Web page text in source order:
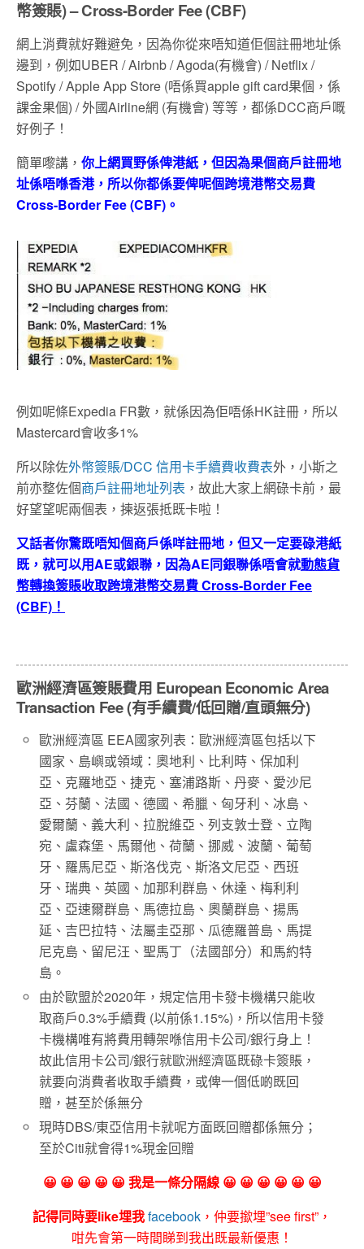
幣簽賬) – Cross-Border Fee (CBF)
網上消費就好難避免，因為你從來唔知道佢個註冊地址係
邊到，例如UBER / Airbnb / Agoda(有機會) / Netflix /
Spotify / Apple App Store (唔係買apple gift card果個，係
課金果個) / 外國Airline網 (有機會) 等等，都係DCC商戶嘅
好例子！
簡單嚟講， 你上網買野係俾港紙，但因為果個商戶註冊地
址係唔喺香港，所以你都係要俾呢個跨境港幣交易費
Cross-Border Fee (CBF)。
例如呢條Expedia FR數，就係因為佢唔係HK註冊，所以
Mastercard會收多1%
所以除佐外幣簽賬/DCC 信用卡手續費收費表外，小斯之
前亦整佐個商戶註冊地址列表 ，故此大家上網碌卡前，最
好望望呢兩個表，揀返張抵既卡啦！
又話者你驚既唔知個商戶係咩註冊地，但又一定要碌港紙
既，就可以用AE或銀聯，因為AE同銀聯係唔會就動態貨
幣轉換簽賬收取跨境港幣交易費 Cross-Border Fee
(CBF)！
歐洲經濟區簽賬費用 European Economic Area
Transaction Fee (有手續費/低回贈/直頭無分)
歐洲經濟區 EEA國家列表：歐洲經濟區包括以下
國家、島嶼或領域：奧地利、比利時、保加利
亞、克羅地亞、捷克、塞浦路斯、丹麥、愛沙尼
亞、芬蘭、法國、德國、希臘、匈牙利、冰島、
愛爾蘭、義大利、拉脫維亞、列支敦士登、立陶
宛、盧森堡、馬爾他、荷蘭、挪威、波蘭、葡萄
牙、羅馬尼亞、斯洛伐克、斯洛文尼亞、西班
牙、瑞典、英國、加那利群島、休達、梅利利
亞、亞速爾群島、馬德拉島、奧蘭群島、揚馬
延、吉巴拉特、法屬圭亞那、瓜德羅普島、馬提
尼克島、留尼汪、聖馬丁（法國部分）和馬約特
島。
由於歐盟於2020年，規定信用卡發卡機構只能收
取商戶0.3%手續費 (以前係1.15%)，所以信用卡發
卡機構唯有將費用轉架喺信用卡公司/銀行身上！
故此信用卡公司/銀行就歐洲經濟區既碌卡簽賬，
就要向消費者收取手續費，或俾一個低啲既回
贈，甚至於係無分
現時DBS/東亞信用卡就呢方面既回贈都係無分；
至於Citi就會得1%現金回贈
😀 😀 😀 😀 😀 我是一條分隔線 😀 😀 😀 😀 😀 😀
記得同時要like埋我facebook ，仲要撳埋”see first”，
咁先會第一時間睇到我出既最新優惠！